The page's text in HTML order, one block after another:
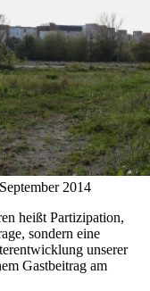
2014
heißt Partizipation,
sondern eine
unserer
Gastbeitrag am